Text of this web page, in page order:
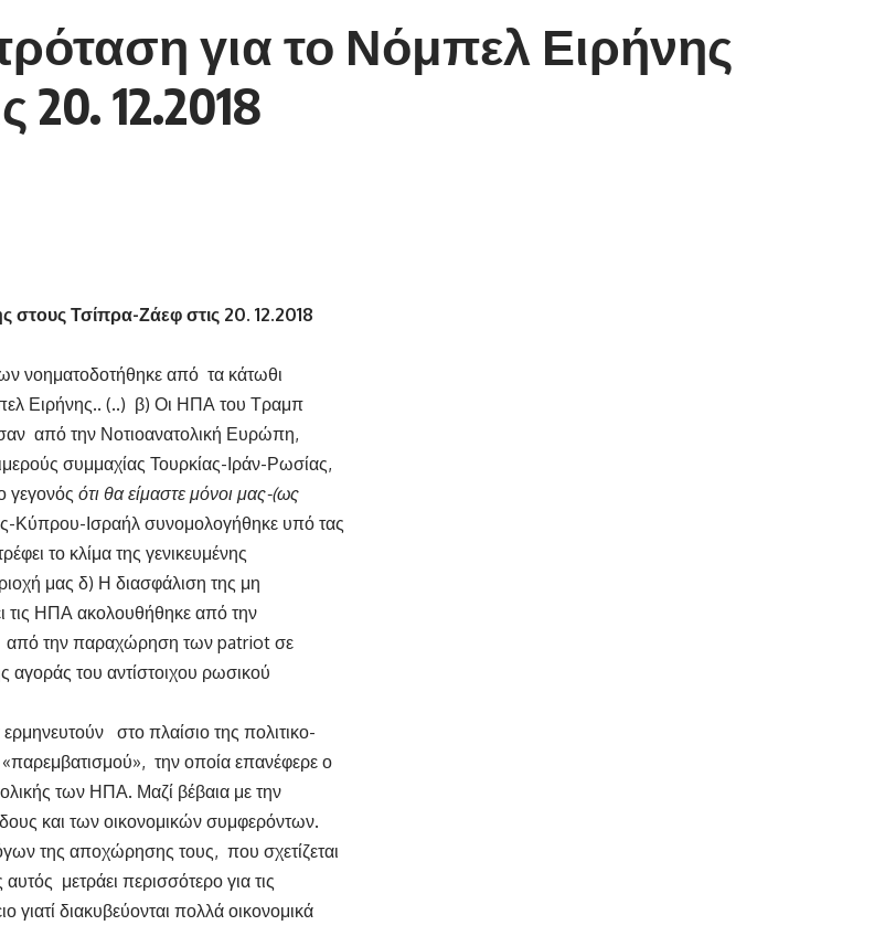
για το Νόμπελ Ειρήνης
12.2018
Τσίπρα-Ζάεφ στις 20. 12.2018
νοηματοδοτήθηκε από τα κάτωθι
Ειρήνης.. (..) β) Οι ΗΠΑ του Τραμπ
από την Νοτιοανατολική Ευρώπη,
συμμαχίας Τουρκίας-Ιράν-Ρωσίας,
γεγονός ότι θα είμαστε μόνοι μας-(ως
Κύπρου-Ισραήλ συνομολογήθηκε υπό τας
το κλίμα της γενικευμένης
μας δ) Η διασφάλιση της μη
τις ΗΠΑ ακολουθήθηκε από την
από την παραχώρηση των patriot σε
του αντίστοιχου ρωσικού
στο πλαίσιο της πολιτικο-
την οποία επανέφερε ο
των ΗΠΑ. Μαζί βέβαια με την
και των οικονομικών συμφερόντων.
της αποχώρησης τους, που σχετίζεται
μετράει περισσότερο για τις
διακυβεύονται πολλά οικονομικά